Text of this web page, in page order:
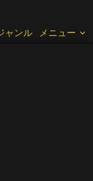
ャンル メニュー